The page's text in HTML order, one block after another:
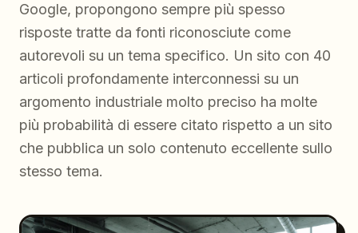
Google, propongono sempre più spesso
risposte tratte da fonti riconosciute come
autorevoli su un tema specifico. Un sito con 40
articoli profondamente interconnessi su un
argomento industriale molto preciso ha molte
più probabilità di essere citato rispetto a un sito
che pubblica un solo contenuto eccellente sullo
stesso tema.